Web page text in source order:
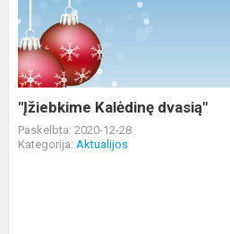
"Įžiebkime Kalėdinę dvasią"
Paskelbta: 2020-12-28
Kategorija: Aktualijos